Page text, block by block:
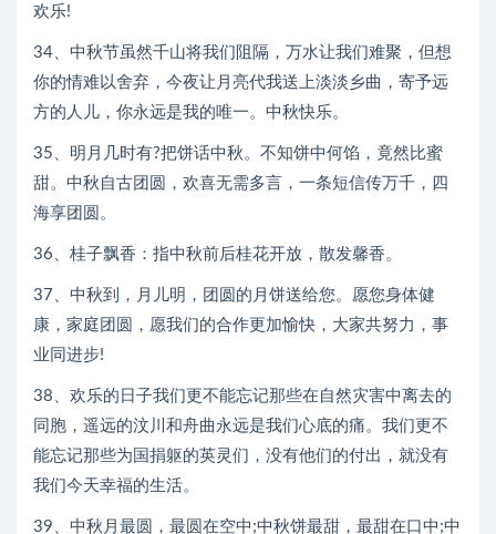
欢乐!
34、中秋节虽然千山将我们阻隔，万水让我们难聚，但想
你的情难以舍弃，今夜让月亮代我送上淡淡乡曲，寄予远
方的人儿，你永远是我的唯一。中秋快乐。
35、明月几时有?把饼话中秋。不知饼中何馅，竟然比蜜
甜。中秋自古团圆，欢喜无需多言，一条短信传万千，四
海享团圆。
36、桂子飘香：指中秋前后桂花开放，散发馨香。
37、中秋到，月儿明，团圆的月饼送给您。愿您身体健
康，家庭团圆，愿我们的合作更加愉快，大家共努力，事
业同进步!
38、欢乐的日子我们更不能忘记那些在自然灾害中离去的
同胞，遥远的汶川和舟曲永远是我们心底的痛。我们更不
能忘记那些为国捐躯的英灵们，没有他们的付出，就没有
我们今天幸福的生活。
39、中秋月最圆，最圆在空中;中秋饼最甜，最甜在口中;中